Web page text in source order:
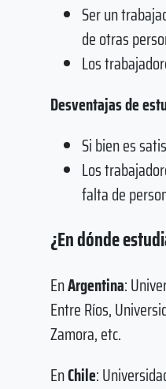
Ser un
de otras
Los
Desventajas de
Si bien es
Los
falta de
¿En dónde
EnArgentina:
Entre Ríos,
Zamora, etc.
EnChile: